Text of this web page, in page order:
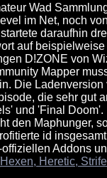
Wad
im Net, noch
daraufhin
auf
D!ZONE von
Mapper
Die
die sehr gut
und 'Final Doom'.
den Maphunger,
id
Addons
Hexen, Heretic,